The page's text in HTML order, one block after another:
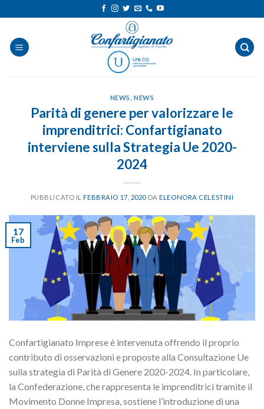
ai
contenuti
NEWS ,NEWS
Parità di genere per valorizzare le
imprenditrici: Confartigianato
interviene sulla Strategia Ue 2020-
2024
PUBBLICATO ILFEBBRAIO 17, 2020 DAELEONORA CELESTINI
17
Feb
Confartigianato Imprese è intervenuta offrendo il proprio
contributo di osservazioni e proposte alla Consultazione Ue
sulla strategia di Parità di Genere 2020-2024. In particolare,
la Confederazione, che rappresenta le imprenditrici tramite il
Movimento Donne Impresa, sostiene l’introduzione di una